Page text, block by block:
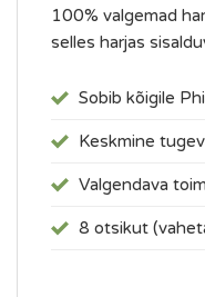
100% valgemad
selles harjas
Sobib kõigile
Keskmine
Valgendava
8 otsikut